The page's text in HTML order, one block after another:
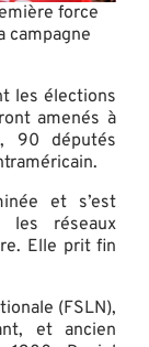
force
campagne
les élections
amenés à
90 députés
et s’est
les réseaux
Elle prit fin
(FSLN),
et ancien